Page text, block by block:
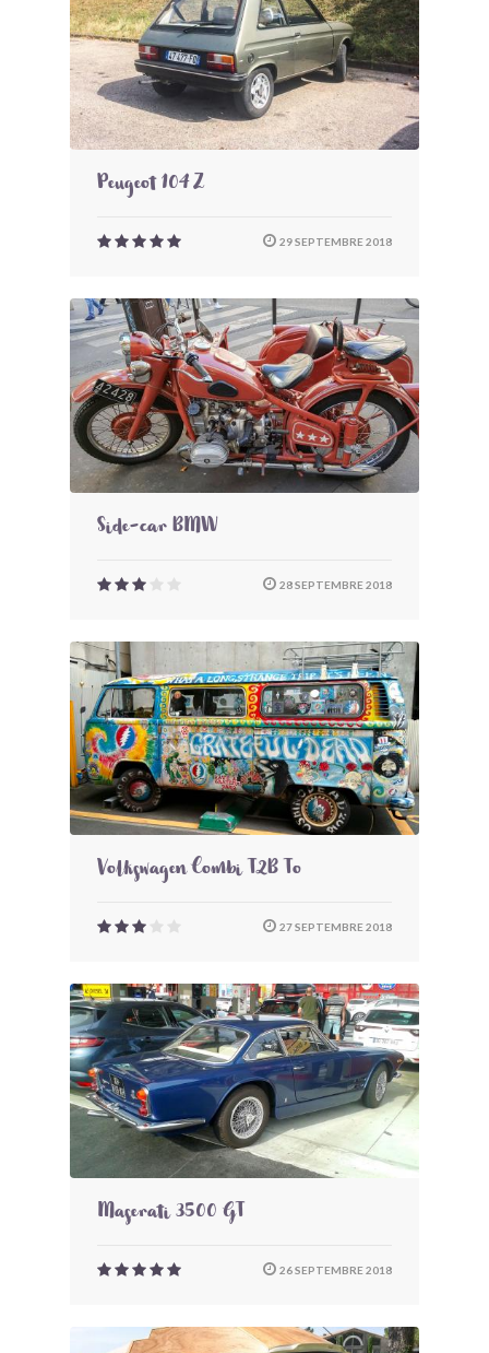
Peugeot 104 Z
29 SEPTEMBRE 2018
Side-car BMW
28 SEPTEMBRE 2018
Volkswagen Combi T2B To
27 SEPTEMBRE 2018
Maserati 3500 GT
26 SEPTEMBRE 2018